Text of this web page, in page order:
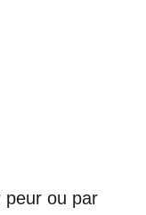
peur ou par